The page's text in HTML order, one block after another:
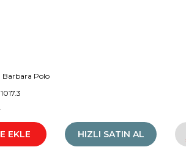
Barbara Polo
EKLE HIZLI SATIN AL